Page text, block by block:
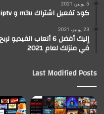
5 يونيو، 2021
كود تفعيل اشتراك m3u و iptv بشكل مجاني اكثر من 1500 كود
23 يونيو، 2021
إليك أفضل 6 ألعاب
في منزلك لعام 2021
Last Modified Posts